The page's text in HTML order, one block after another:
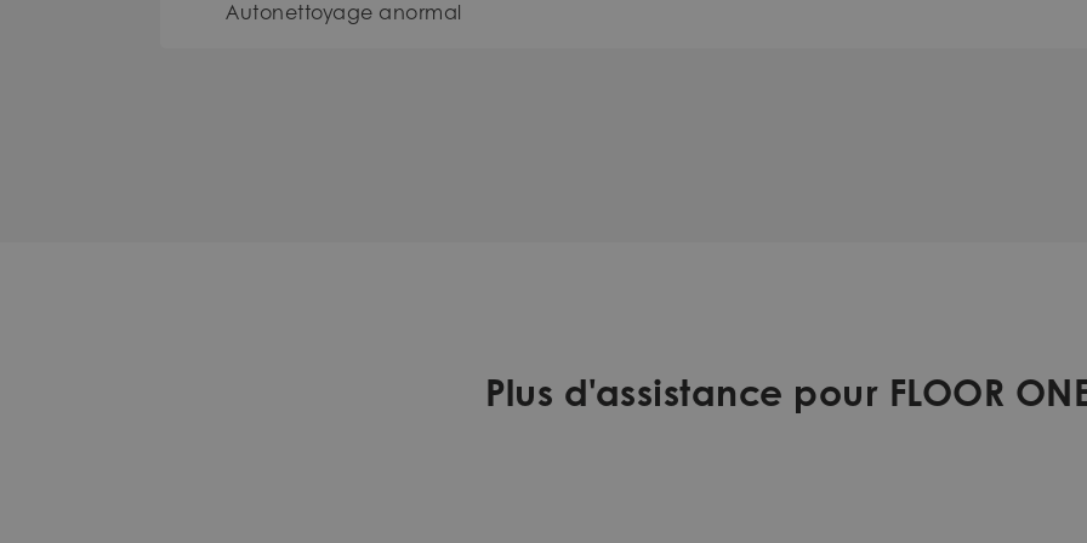
Autonettoyage anormal
Plus d'assistance pour FLOOR